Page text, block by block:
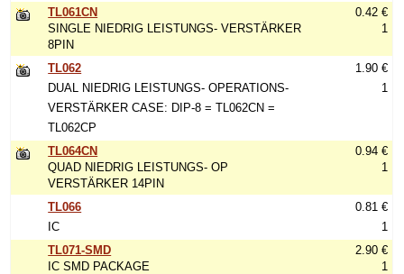
TL061CN
SINGLE NIEDRIG LEISTUNGS- VERSTÄRKER
8PIN
0.42 €
1
TL062
DUAL NIEDRIG LEISTUNGS- OPERATIONS-
VERSTÄRKER CASE: DIP-8 = TL062CN =
TL062CP
1.90 €
1
TL064CN
QUAD NIEDRIG LEISTUNGS- OP
VERSTÄRKER 14PIN
0.94 €
1
TL066
IC
0.81 €
1
TL071-SMD
IC SMD PACKAGE
2.90 €
1